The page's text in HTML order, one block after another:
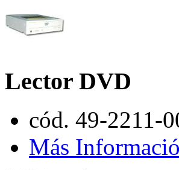
Lector DVD
cód. 49-2211-
Más